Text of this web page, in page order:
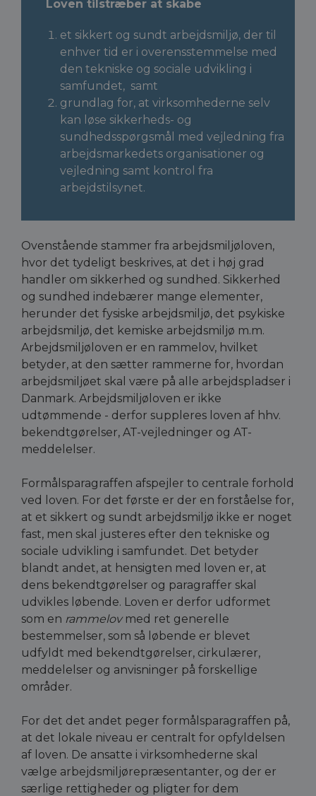
Loven tilstræber at skabe
et sikkert og sundt arbejdsmiljø, der til
enhver tid er i overensstemmelse med
den tekniske og sociale udvikling i
samfundet, samt
grundlag for, at virksomhederne selv
kan løse sikkerheds- og
sundhedsspørgsmål med vejledning fra
arbejdsmarkedets organisationer og
vejledning samt kontrol fra
arbejdstilsynet.
Ovenstående stammer fra arbejdsmiljøloven,
hvor det tydeligt beskrives, at det i høj grad
handler om sikkerhed og sundhed. Sikkerhed
og sundhed indebærer mange elementer,
herunder det fysiske arbejdsmiljø, det psykiske
arbejdsmiljø, det kemiske arbejdsmiljø m.m.
Arbejdsmiljøloven er en rammelov, hvilket
betyder, at den sætter rammerne for, hvordan
arbejdsmiljøet skal være på alle arbejdspladser i
Danmark. Arbejdsmiljøloven er ikke
udtømmende - derfor suppleres loven af hhv.
bekendtgørelser, AT-vejledninger og AT-
meddelelser.
Formålsparagraffen afspejler to centrale forhold
ved loven. For det første er der en forståelse for,
at et sikkert og sundt arbejdsmiljø ikke er noget
fast, men skal justeres efter den tekniske og
sociale udvikling i samfundet. Det betyder
blandt andet, at hensigten med loven er, at
dens bekendtgørelser og paragraffer skal
udvikles løbende. Loven er derfor udformet
som en rammelovmed ret generelle
bestemmelser, som så løbende er blevet
udfyldt med bekendtgørelser, cirkulærer,
meddelelser og anvisninger på forskellige
områder.
For det det andet peger formålsparagraffen på,
at det lokale niveau er centralt for opfyldelsen
af loven. De ansatte i virksomhederne skal
vælge arbejdsmiljørepræsentanter, og der er
særlige rettigheder og pligter for dem